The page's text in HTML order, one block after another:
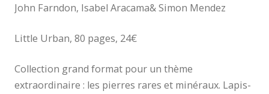
John Farndon, Isabel Aracama& Simon Mendez
Little Urban, 80 pages, 24€
Collection grand format pour un thème
extraordinaire : les pierres rares et minéraux. Lapis-